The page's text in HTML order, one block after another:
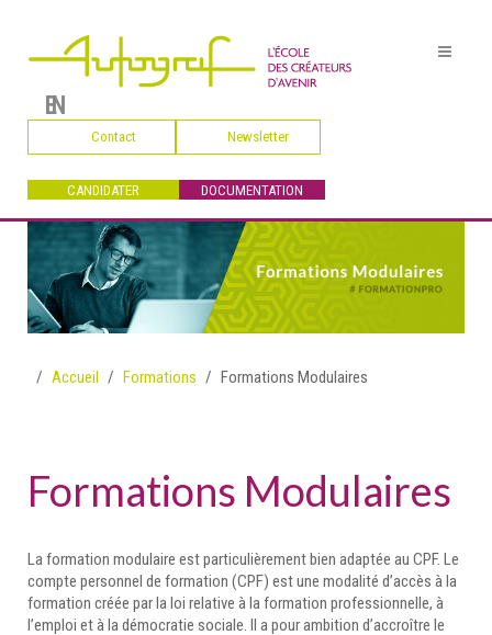
EN
Contact Newsletter
CANDIDATER DOCUMENTATION
Accueil Formations Formations Modulaires
Formations Modulaires
La formation modulaire est particulièrement bien adaptée au CPF. Le
compte personnel de formation (CPF) est une modalité d’accès à la
formation créée par la loi relative à la formation professionnelle, à
l’emploi et à la démocratie sociale. Il a pour ambition d’accroître le